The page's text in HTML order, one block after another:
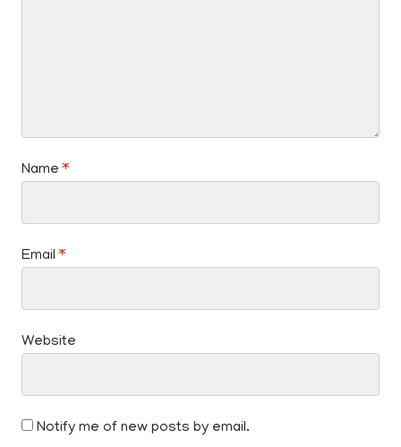
Name*
Email*
Website
Notify me of new posts by email.